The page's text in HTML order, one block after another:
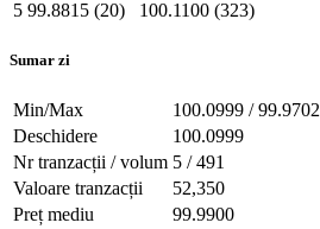
5 99.8815 (20) 100.1100 (323)
Sumar zi
Min/Max
100.0999 / 99.9702
Deschidere
100.0999
Nr tranzacții / volum 5 / 491
Valoare tranzacții
52,350
Preț mediu
99.9900